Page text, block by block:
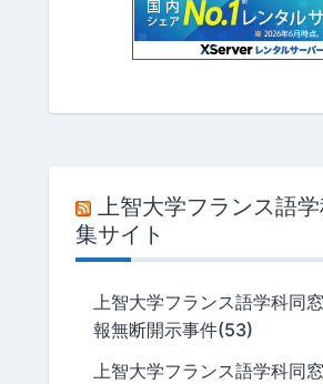
上智大学フランス語
集サイト
上智大学フランス語学科同
報無断開示事件(53)
上智大学フランス語学科同